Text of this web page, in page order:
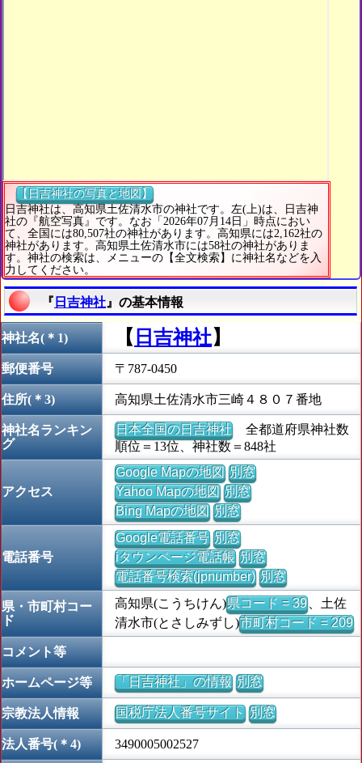
【日吉神社の写真と地図】
日吉神社は、高知県土佐清水市の神社です。左(上)は、日吉神
社の『航空写真』です。なお「2026年07月14日」時点におい
て、全国には80,507社の神社があります。高知県には2,162社の
神社があります。高知県土佐清水市には58社の神社がありま
す。神社の検索は、メニューの【全文検索】に神社名などを入
力してください。
『 日吉神社 』の基本情報
神社名(＊1) 【 日吉神社】
郵便番号 〒787-0450
住所(＊3) 高知県土佐清水市三崎４８０７番地
神社名ランキン
グ
日本全国の日吉神社全都道府県神社数
順位＝13位、神社数＝848社
アクセス
Google Mapの地図 別窓
Yahoo Mapの地図 別窓
Bing Mapの地図 別窓
電話番号
Google電話番号 別窓
iタウンページ電話帳 別窓
電話番号検索(jpnumber) 別窓
県・市町村コー
ド
高知県(こうちけん)県コード = 39、土佐
清水市(とさしみずし)市町村コード = 209
コメント等
ホームページ等 「日吉神社」の情報 別窓
宗教法人情報 国税庁法人番号サイト 別窓
法人番号(＊4) 3490005002527